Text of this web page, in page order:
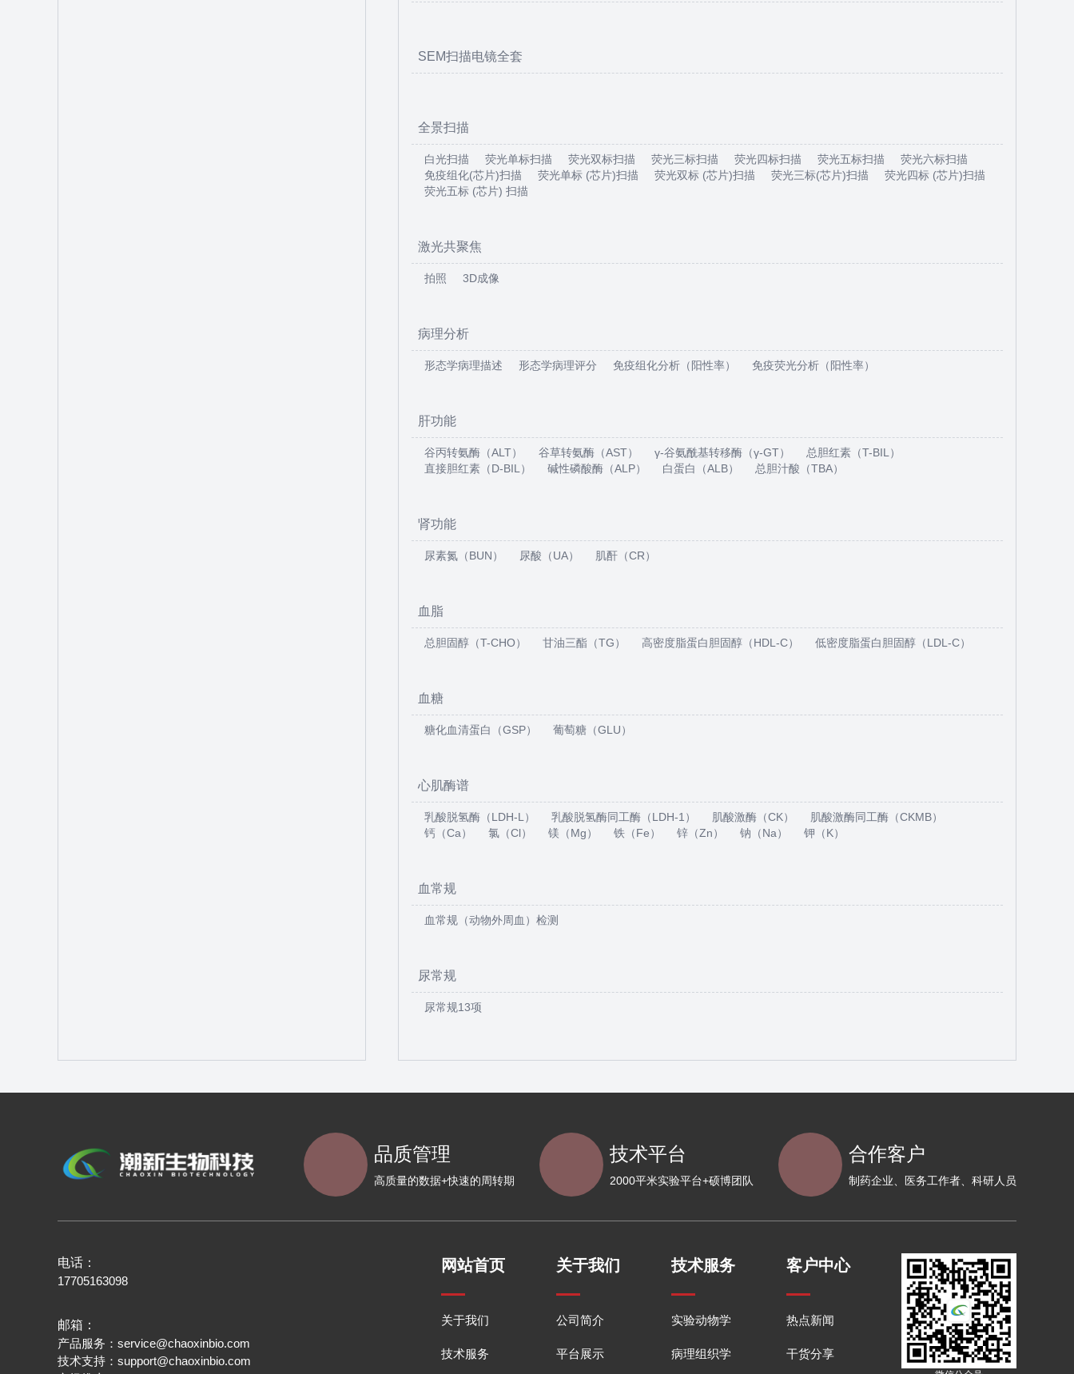
SEM扫描电镜全套
全景扫描
白光扫描 荧光单标扫描 荧光双标扫描 荧光三标扫描 荧光四标扫描 荧光五标扫描
荧光六标扫描
免疫组化(芯片)扫描
荧光单标 (芯片)扫描 荧光双标 (芯片)扫描 荧光三标(芯片)扫描
荧光四标 (芯片)扫描
荧光五标 (芯片) 扫描
激光共聚焦
拍照 3D成像
病理分析
形态学病理描述 形态学病理评分 免疫组化分析（阳性率） 免疫荧光分析（阳性率）
肝功能
谷丙转氨酶（ALT） 谷草转氨酶（AST） γ-谷氨酰基转移酶（γ-GT）
总胆红素（T-BIL）
直接胆红素（D-BIL）
碱性磷酸酶（ALP） 白蛋白（ALB） 总胆汁酸（TBA）
肾功能
尿素氮（BUN） 尿酸（UA） 肌酐（CR）
血脂
总胆固醇（T-CHO） 甘油三酯（TG） 高密度脂蛋白胆固醇（HDL-C） 低密度脂蛋白胆固醇（LDL-C）
血糖
糖化血清蛋白（GSP） 葡萄糖（GLU）
心肌酶谱
乳酸脱氢酶（LDH-L） 乳酸脱氢酶同工酶（LDH-1） 肌酸激酶（CK）
肌酸激酶同工酶（CKMB）
钙（Ca）
氯（Cl） 镁（Mg） 铁（Fe） 锌（Zn） 钠（Na） 钾（K）
血常规
血常规（动物外周血）检测
尿常规
尿常规13项
品质管理
高质量的数据+快速的周转期
技术平台
2000平米实验平台+硕博团队
合作客户
制药企业、医务工作者、科研人员
电话：
17705163098
邮箱：
产品服务： service@chaoxinbio.com
技术支持： support@chaoxinbio.com
网站首页
关于我们
技术服务
关于我们
公司简介
平台展示
技术服务
实验动物学
病理组织学
客户中心
热点新闻
干货分享